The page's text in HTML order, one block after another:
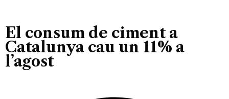
El consum de ciment a
Catalunya cau un 11% a
l’agost